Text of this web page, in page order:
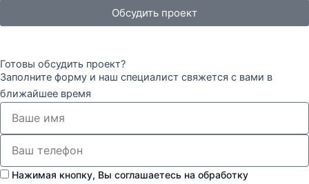
Обсудить проект
Готовы обсудить проект?
Заполните форму и наш специалист свяжется с вами в
ближайшее время
Нажимая кнопку, Вы соглашаетесь на обработку